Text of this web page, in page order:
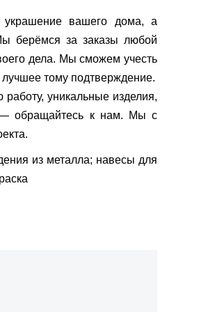
вашего дома, а
берёмся за заказы любой
дела. Мы сможем учесть
тому подтверждение.
уникальные изделия,
— обращайтесь к нам. Мы с
из металла; навесы для